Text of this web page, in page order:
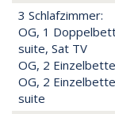
3 Schlafzimmer:
OG, 1
suite, Sat TV
OG, 2
OG, 2
suite